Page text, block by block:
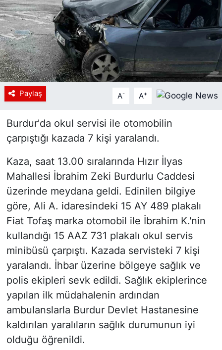
Paylaş A- A+
Burdur'da okul servisi ile otomobilin
çarpıştığı kazada 7 kişi yaralandı.
Kaza, saat 13.00 sıralarında Hızır İlyas
Mahallesi İbrahim Zeki Burdurlu Caddesi
üzerinde meydana geldi. Edinilen bilgiye
göre, Ali A. idaresindeki 15 AY 489 plakalı
Fiat Tofaş marka otomobil ile İbrahim K.'nin
kullandığı 15 AAZ 731 plakalı okul servis
minibüsü çarpıştı. Kazada servisteki 7 kişi
yaralandı. İhbar üzerine bölgeye sağlık ve
polis ekipleri sevk edildi. Sağlık ekiplerince
yapılan ilk müdahalenin ardından
ambulanslarla Burdur Devlet Hastanesine
kaldırılan yaralıların sağlık durumunun iyi
olduğu öğrenildi.
Siyaset
YEREL HABER
Haberde insan
Tanıtım